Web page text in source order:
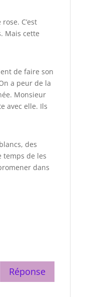
C’est
Mais cette
de faire son
a peur de la
Monsieur
avec elle. Ils
des
temps de les
dans
Réponse